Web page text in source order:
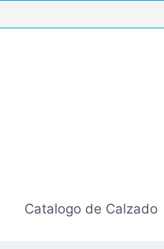
Catalogo de Calzado